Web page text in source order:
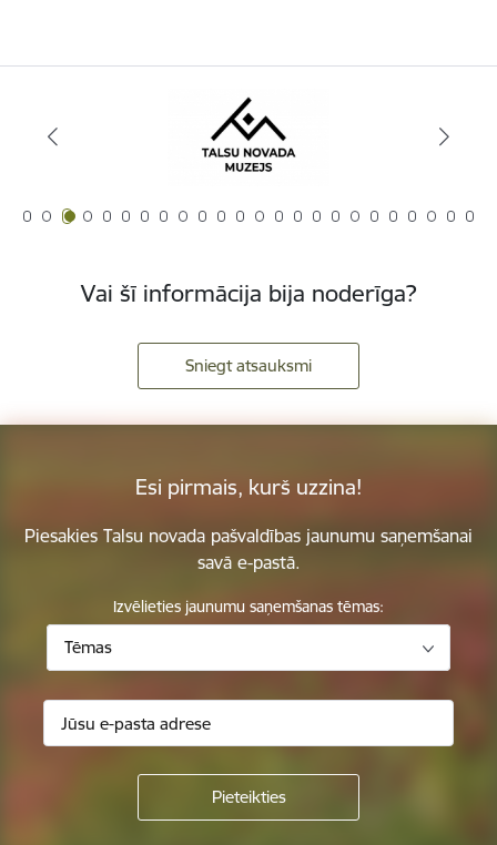
Vai šī informācija bija noderīga?
Sniegt atsauksmi
Esi pirmais, kurš uzzina!
Piesakies Talsu novada pašvaldības jaunumu saņemšanai
savā e-pastā.
Izvēlieties jaunumu saņemšanas tēmas:
Tēmas